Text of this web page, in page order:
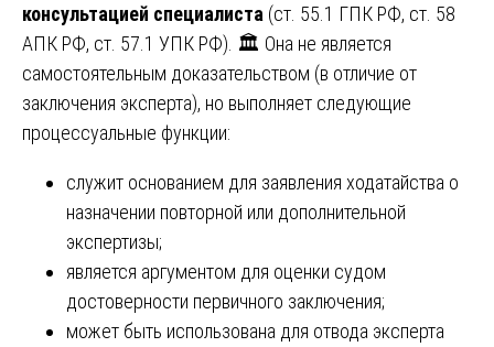
консультацией специалиста (ст. 55.1 ГПК РФ, ст. 58
АПК РФ, ст. 57.1 УПК РФ). 🏛️ Она не является
самостоятельным доказательством (в отличие от
заключения эксперта), но выполняет следующие
процессуальные функции:
служит основанием для заявления ходатайства о
назначении повторной или дополнительной
экспертизы;
является аргументом для оценки судом
достоверности первичного заключения;
может быть использована для отвода эксперта